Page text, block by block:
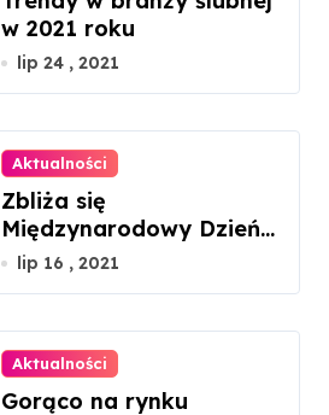
w 2021 roku
lip 24 , 2021
Aktualności
Zbliża się
Międzynarodowy Dzień
Szachów
lip 16 , 2021
Aktualności
Gorąco na rynku